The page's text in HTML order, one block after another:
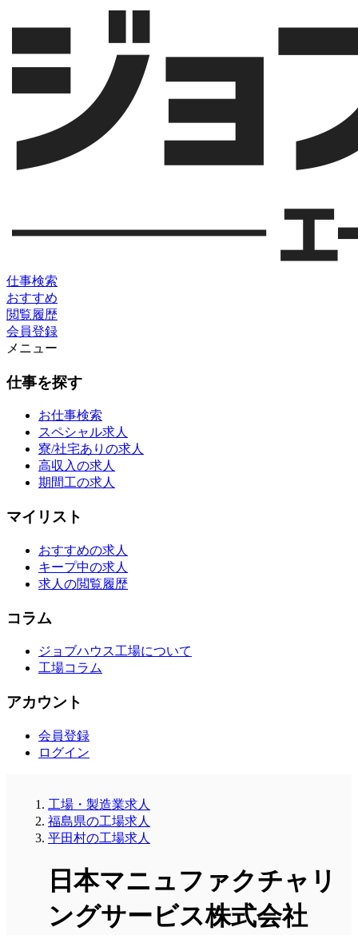
仕事検索
おすすめ
閲覧履歴
会員登録
メニュー
仕事を探す
お仕事検索
スペシャル求人
寮/社宅ありの求人
高収入の求人
期間工の求人
マイリスト
おすすめの求人
キープ中の求人
求人の閲覧履歴
コラム
ジョブハウス工場について
工場コラム
アカウント
会員登録
ログイン
工場・製造業求人
福島県の工場求人
平田村の工場求人
日本マニュファクチャリ
ングサービス株式会社